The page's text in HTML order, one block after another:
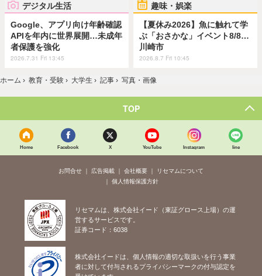
デジタル生活
Google、アプリ向け年齢確認
APIを年内に世界展開…未成年
者保護を強化
2026.7.31 Fri 13:45
趣味・娯楽
【夏休み2026】魚に触れて学
ぶ「おさかな」イベント8/8…
川崎市
2026.8.7 Fri 10:45
ホーム › 教育・受験 › 大学生 › 記事 › 写真・画像
TOP
Home Facebook X YouTube Instagram line
お問合せ 広告掲載 会社概要
リセマムについて
個人情報保護方針
リセマムは、株式会社イード（東証グロース上場）の運
営するサービスです。
証券コード：6038
株式会社イードは、個人情報の適切な取扱いを行う事業
者に対して付与されるプライバシーマークの付与認定を